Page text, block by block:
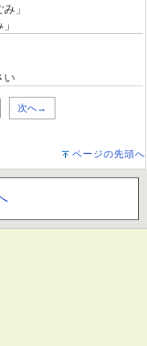
」
い
次へ→
ページの先頭へ